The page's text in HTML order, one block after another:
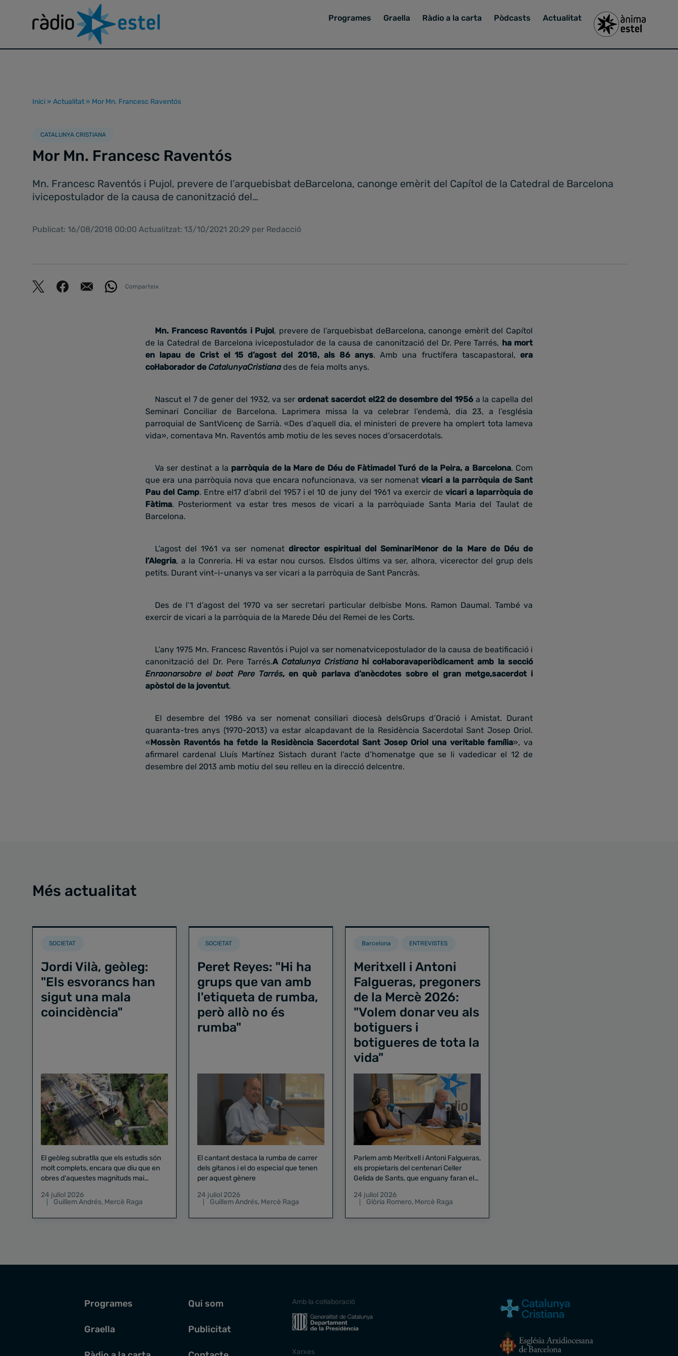
Programes Graella Ràdio a la carta Pòdcasts Actualitat
Inici » Actualitat » Mor Mn. Francesc Raventós
CATALUNYA CRISTIANA
Mor Mn. Francesc Raventós
Mn. Francesc Raventós i Pujol, prevere de l’arquebisbat deBarcelona, canonge emèrit del Capítol de la Catedral de Barcelona
ivicepostulador de la causa de canonització del…
Publicat: 16/08/2018 00:00 Actualitzat: 13/10/2021 20:29 per Redacció
Comparteix
Mn. Francesc Raventós i Pujol, prevere de l’arquebisbat deBarcelona, canonge emèrit del Capítol
de la Catedral de Barcelona ivicepostulador de la causa de canonització del Dr. Pere Tarrés, ha mort
en lapau de Crist el 15 d’agost del 2018, als 86 anys. Amb una fructífera tascapastoral, era
col·laborador deCatalunyaCristianades de feia molts anys.
Nascut el 7 de gener del 1932, va serordenat sacerdot el22 de desembre del 1956a la capella del
Seminari Conciliar de Barcelona. Laprimera missa la va celebrar l’endemà, dia 23, a l’església
parroquial de SantVicenç de Sarrià. «Des d’aquell dia, el ministeri de prevere ha omplert tota lameva
vida», comentava Mn. Raventós amb motiu de les seves noces d’orsacerdotals.
Va ser destinat a la parròquia de la Mare de Déu de Fàtimadel Turó de la Peira, a Barcelona. Com
que era una parròquia nova que encara nofuncionava, va ser nomenatvicari a la parròquia de Sant
Pau del Camp. Entre el17 d’abril del 1957 i el 10 de juny del 1961 va exercir de vicari a laparròquia de
Fàtima. Posteriorment va estar tres mesos de vicari a la parròquiade Santa Maria del Taulat de
Barcelona.
L’agost del 1961 va ser nomenat director espiritual del SeminariMenor de la Mare de Déu de
l’Alegria, a la Conreria. Hi va estar nou cursos. Elsdos últims va ser, alhora, vicerector del grup dels
petits. Durant vint-i-unanys va ser vicari a la parròquia de Sant Pancràs.
Des de l’1 d’agost del 1970 va ser secretari particular delbisbe Mons. Ramon Daumal. També va
exercir de vicari a la parròquia de la Marede Déu del Remei de les Corts.
L’any 1975 Mn. Francesc Raventós i Pujol va ser nomenatvicepostulador de la causa de beatificació i
canonització del Dr. Pere Tarrés.ACatalunya Cristianahi col·laboravaperiòdicament amb la secció
Enraonarsobre el beat Pere Tarrés, en què parlava d’anècdotes sobre el gran metge,sacerdot i
apòstol de la joventut.
El desembre del 1986 va ser nomenat consiliari diocesà delsGrups d’Oració i Amistat. Durant
quaranta-tres anys (1970-2013) va estar alcapdavant de la Residència Sacerdotal Sant Josep Oriol.
«Mossèn Raventós ha fetde la Residència Sacerdotal Sant Josep Oriol una veritable família», va
afirmarel cardenal Lluís Martínez Sistach durant l’acte d’homenatge que se li vadedicar el 12 de
desembre del 2013 amb motiu del seu relleu en la direcció delcentre.
Més actualitat
SOCIETAT
Jordi Vilà, geòleg:
"Els esvorancs han
sigut una mala
coincidència"
El geòleg subratlla que els estudis són
molt complets, encara que diu que en
obres d'aquestes magnituds mai
24 juliol 2026
Guillem Andrés, Mercè Raga
SOCIETAT
Peret Reyes: "Hi ha
grups que van amb
l'etiqueta de rumba,
però allò no és
rumba"
El cantant destaca la rumba de carrer
dels gitanos i el do especial que tenen
per aquest gènere
24 juliol 2026
Guillem Andrés, Mercè Raga
Barcelona ENTREVISTES
Meritxell i Antoni
Falgueras, pregoners
de la Mercè 2026:
"Volem donar veu als
botiguers i
botigueres de tota la
vida"
Parlem amb Meritxell i Antoni Falgueras,
els propietaris del centenari Celler
Gelida de Sants, que enguany faran el
24 juliol 2026
Glòria Romero, Mercè Raga
Programes
Graella
Qui som
Publicitat
Amb la col·laboració
Xarxes